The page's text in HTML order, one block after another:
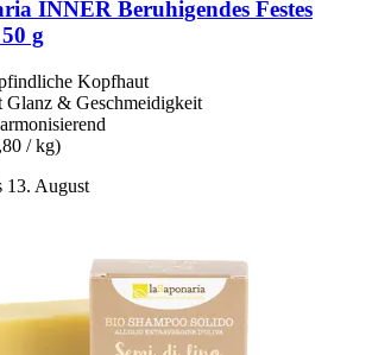
INNER Beruhigendes Festes
g
Kopfhaut
Glanz & Geschmeidigkeit
/ kg)
13. August